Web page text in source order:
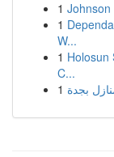
1 Johnson
1
W...
1 Holosun
C...
1 بجدة